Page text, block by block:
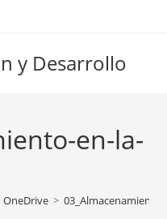
y Desarrollo
en-la-
>